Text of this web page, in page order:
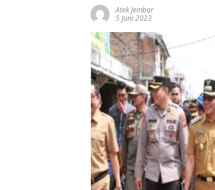
Atek Jembar
5 Juni 2023